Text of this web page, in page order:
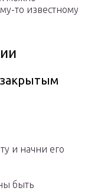
то известному
и начни его
быть